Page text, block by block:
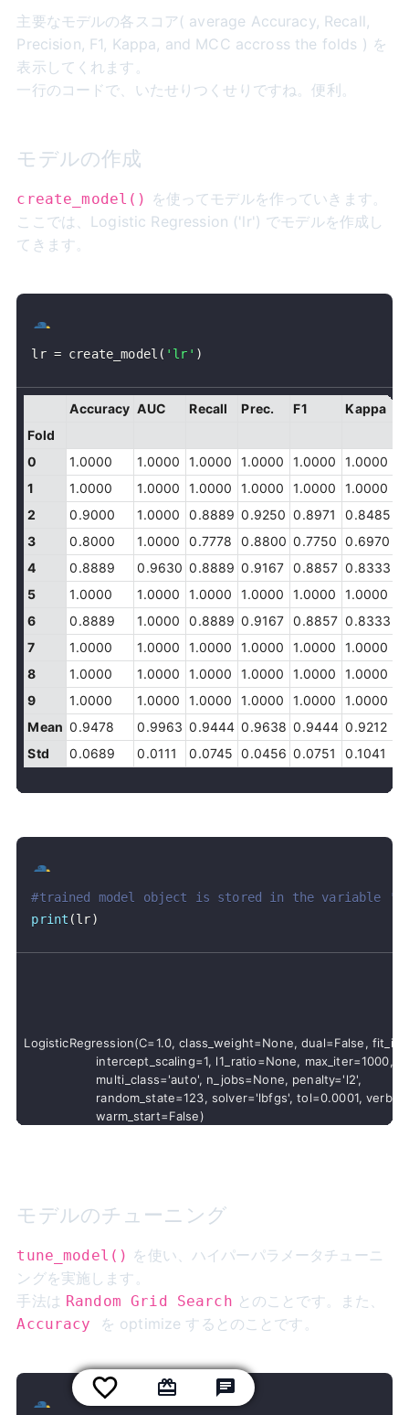
主要なモデルの各スコア( average Accuracy, Recall,
Precision, F1, Kappa, and MCC accross the folds ) を
表示してくれます。
一行のコードで、いたせりつくせりですね。便利。
モデルの作成
create_model() を使ってモデルを作っていきます。
ここでは、Logistic Regression ('lr') でモデルを作成し
てきます。
lr = create_model ( 'lr' )
Accuracy AUC Recall Prec. F1 Kappa
Fold
0
1.0000 1.0000 1.0000 1.0000 1.0000 1.0000
1
1.0000 1.0000 1.0000 1.0000 1.0000 1.0000
2
0.9000 1.0000 0.8889 0.9250 0.8971 0.8485
3
0.8000 1.0000 0.7778 0.8800 0.7750 0.6970
4
0.8889 0.9630 0.8889 0.9167 0.8857 0.8333
5
1.0000 1.0000 1.0000 1.0000 1.0000 1.0000
6
0.8889 1.0000 0.8889 0.9167 0.8857 0.8333
7
1.0000 1.0000 1.0000 1.0000 1.0000 1.0000
8
1.0000 1.0000 1.0000 1.0000 1.0000 1.0000
9
1.0000 1.0000 1.0000 1.0000 1.0000 1.0000
Mean 0.9478 0.9963 0.9444 0.9638 0.9444 0.9212
Std
0.0689 0.0111 0.0745 0.0456 0.0751 0.1041
#trained model object is stored in the variable
print (lr)
LogisticRegression(C=1.0, class_weight=None, dual=False,
                   intercept_scaling=1, l1_ratio=None, max_iter=1000,
                   multi_class='auto', n_jobs=None, penalty='l2',
random_state=123, solver='lbfgs', tol=0.0001,
モデルのチューニング
tune_model() を使い、ハイパーパラメータチューニ
ングを実施します。
手法は Random Grid Search とのことです。また、
Accuracy を optimize するとのことです。